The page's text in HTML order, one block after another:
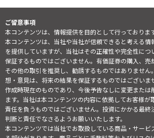
ご留意事項
本コンテンツは、情報提供を目的として行っております
本コンテンツは、当社や当社が信頼できると考える情
を提供していますが、当社はその正確性や完全性につ
保証するものではございません。有価証券の購入、売
その他の取引を推奨し、勧誘するものではありませ
想・意見は、将来の結果を保証するものではございま
作成時現在のものであり、今後予告なしに変更または
ます。当社は本コンテンツの内容に依拠してお客様が
責任を負うものではございません。投資にかかる最終
判断と責任でなさるようお願いいたします。
本コンテンツでは当社でお取扱している商品・サービ